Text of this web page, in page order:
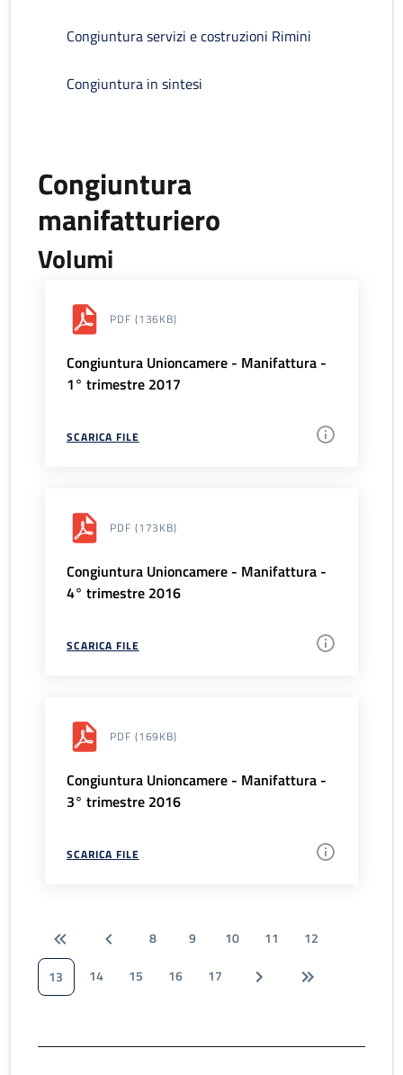
Congiuntura servizi e costruzioni Rimini
Congiuntura in sintesi
Congiuntura
manifatturiero
Volumi
PDF (136KB)
Congiuntura Unioncamere - Manifattura -
1° trimestre 2017
SCARICA FILE
PDF (173KB)
Congiuntura Unioncamere - Manifattura -
4° trimestre 2016
SCARICA FILE
PDF (169KB)
Congiuntura Unioncamere - Manifattura -
3° trimestre 2016
SCARICA FILE
8 9 10 11
12
13
14 15 16 17